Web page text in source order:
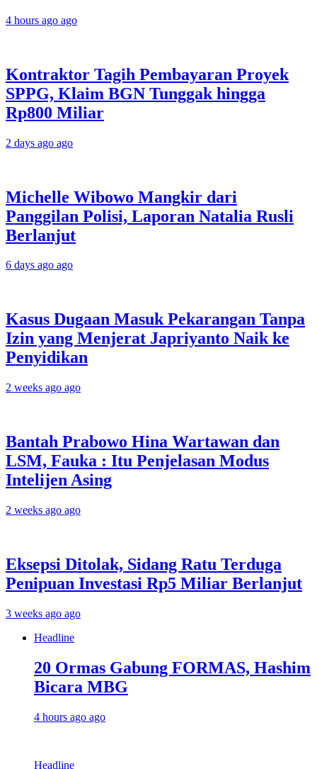
4 hours ago ago
Kontraktor Tagih Pembayaran Proyek
SPPG, Klaim BGN Tunggak hingga
Rp800 Miliar
2 days ago ago
Michelle Wibowo Mangkir dari
Panggilan Polisi, Laporan Natalia Rusli
Berlanjut
6 days ago ago
Kasus Dugaan Masuk Pekarangan Tanpa
Izin yang Menjerat Japriyanto Naik ke
Penyidikan
2 weeks ago ago
Bantah Prabowo Hina Wartawan dan
LSM, Fauka : Itu Penjelasan Modus
Intelijen Asing
2 weeks ago ago
Eksepsi Ditolak, Sidang Ratu Terduga
Penipuan Investasi Rp5 Miliar Berlanjut
3 weeks ago ago
Headline
20 Ormas Gabung FORMAS, Hashim
Bicara MBG
4 hours ago ago
Headline